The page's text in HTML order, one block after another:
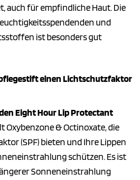
auch für empfindliche Haut. Die
und
ist besonders gut
einen Lichtschutzfaktor
Eight Hour Lip Protectant
Oxybenzone & Octinoxate, die
(SPF) bieten und Ihre Lippen
schützen. Es ist
Sonneneinstrahlung